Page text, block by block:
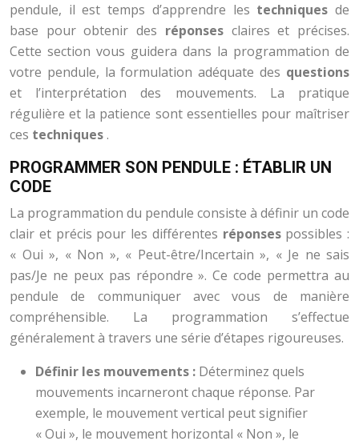
pendule, il est temps d’apprendre les techniquesde
base pour obtenir des réponses claires et précises.
Cette section vous guidera dans la programmation de
votre pendule, la formulation adéquate des questions
et l’interprétation des mouvements. La pratique
régulière et la patience sont essentielles pour maîtriser
ces techniques.
PROGRAMMER SON PENDULE : ÉTABLIR UN
CODE
La programmation du pendule consiste à définir un code
clair et précis pour les différentes réponses possibles :
« Oui », « Non », « Peut-être/Incertain », « Je ne sais
pas/Je ne peux pas répondre ». Ce code permettra au
pendule de communiquer avec vous de manière
compréhensible. La programmation s’effectue
généralement à travers une série d’étapes rigoureuses.
Définir les mouvements : Déterminez quels
mouvements incarneront chaque réponse. Par
exemple, le mouvement vertical peut signifier
« Oui », le mouvement horizontal « Non », le